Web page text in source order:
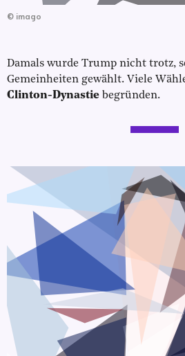
© imago
Damals wurde Trump nicht trotz,
Gemeinheiten gewählt. Viele
Clinton-Dynastie begründen.